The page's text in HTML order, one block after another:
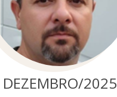
DEZEMBRO/2025